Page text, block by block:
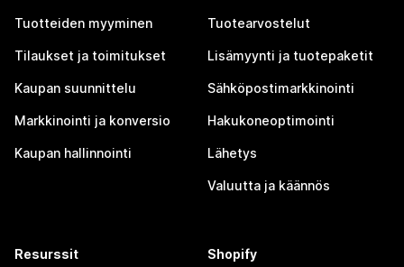
Tuotteiden myyminen
Tilaukset ja toimitukset
Kaupan suunnittelu
Markkinointi ja konversio
Kaupan hallinnointi
Tuotearvostelut
Lisämyynti ja tuotepaketit
Sähköpostimarkkinointi
Hakukoneoptimointi
Lähetys
Valuutta ja käännös
Resurssit Shopify